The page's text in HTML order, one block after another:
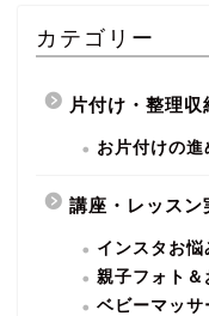
カテゴリー
片付け・整理収
お片付けの進
講座・レッスン
インスタお悩
親子フォト＆
ベビーマッ